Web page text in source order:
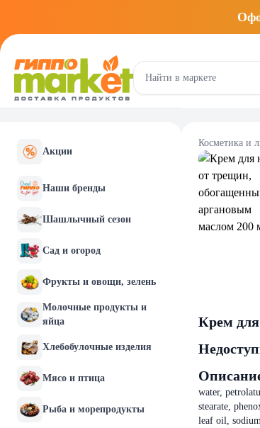
Акции
Наши бренды
Шашлычный сезон
Сад и огород
Фрукты и овощи, зелень
Молочные продукты и
яйца
Хлебобулочные изделия
Мясо и птица
Рыба и морепродукты
Косметика и
Крем
water,
stearate,
leaf oil,